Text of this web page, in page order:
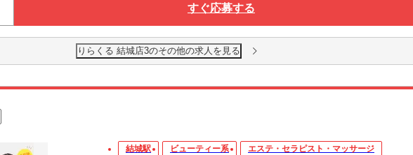
すぐ応募する
りらくる 結城店3のその他の求人を見る
結城駅 ビューティー系 エステ・セラピスト・マッサージ